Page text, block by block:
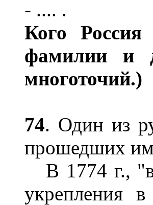
- .... .
Кого
фамилии и
многоточий.)
74. Один из
прошедших им
В 1774 г., "в
укрепления